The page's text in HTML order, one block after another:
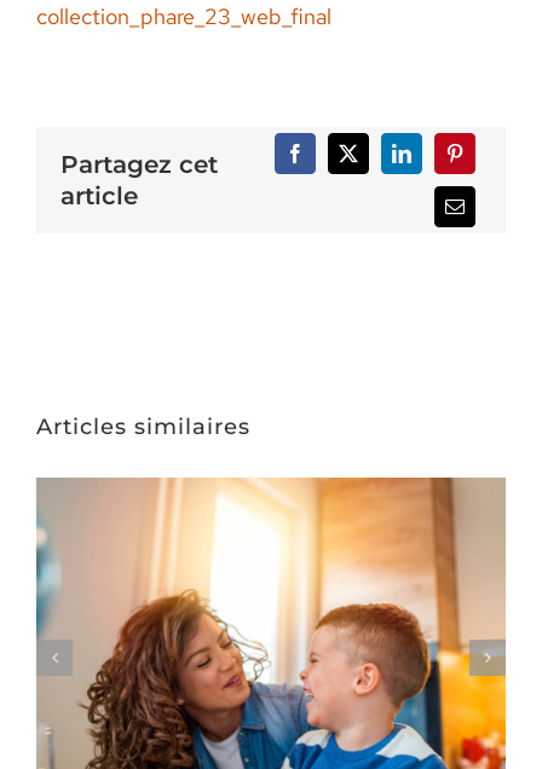
collection_phare_23_web_final
Partagez cet
article
Articles similaires